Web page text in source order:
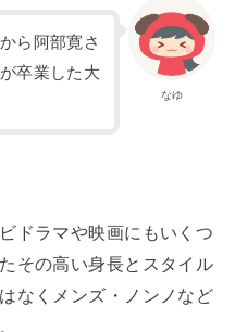
なゆ
ら阿部寛さ
卒業した大
ドラマや映画にもいくつ
その高い身長とスタイル
なくメンズ・ノンノなど